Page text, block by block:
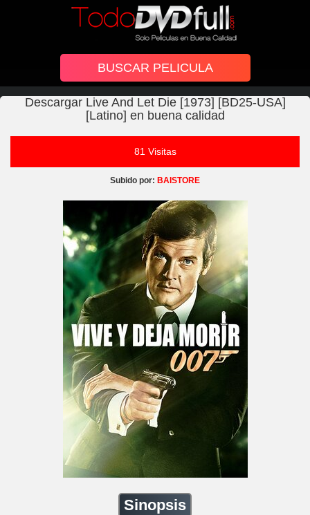
Descargar Live And Let Die [1973] [BD25-USA]
[Latino] en buena calidad
81 Visitas
Subido por: BAISTORE
Sinopsis